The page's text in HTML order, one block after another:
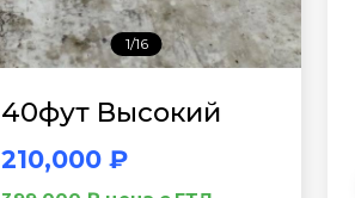
1/16
40фут Высокий
210,000 ₽